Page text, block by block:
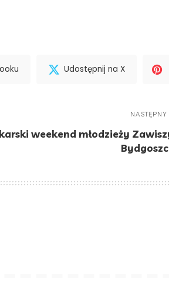
Udostępnij na X
NASTĘPNY
weekend młodzieży